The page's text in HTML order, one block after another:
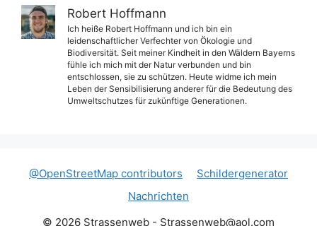
Robert Hoffmann
Ich heiße Robert Hoffmann und ich bin ein
leidenschaftlicher Verfechter von Ökologie und
Biodiversität. Seit meiner Kindheit in den Wäldern Bayerns
fühle ich mich mit der Natur verbunden und bin
entschlossen, sie zu schützen. Heute widme ich mein
Leben der Sensibilisierung anderer für die Bedeutung des
Umweltschutzes für zukünftige Generationen.
@OpenStreetMap contributors
Schildergenerator
Nachrichten
© 2026 Strassenweb - Strassenweb@aol.com